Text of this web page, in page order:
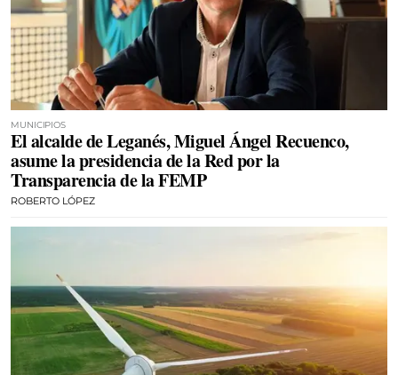
MUNICIPIOS
El alcalde de Leganés, Miguel Ángel Recuenco,
asume la presidencia de la Red por la
Transparencia de la FEMP
ROBERTO LÓPEZ